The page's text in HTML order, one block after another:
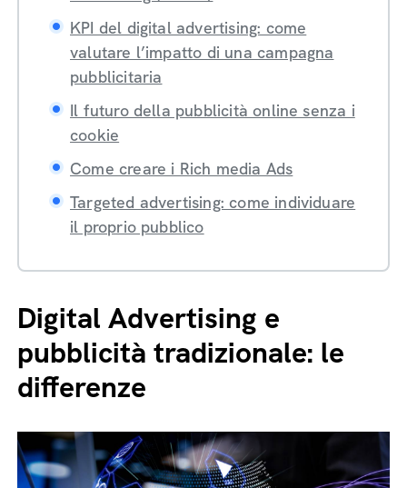
KPI del digital advertising: come
valutare l’impatto di una campagna
pubblicitaria
Il futuro della pubblicità online senza i
cookie
Come creare i Rich media Ads
Targeted advertising: come individuare
il proprio pubblico
Digital Advertising e
pubblicità tradizionale: le
differenze